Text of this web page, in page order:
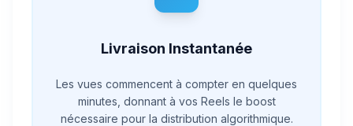
Livraison Instantanée
Les vues commencent à compter en quelques
minutes, donnant à vos Reels le boost
nécessaire pour la distribution algorithmique.